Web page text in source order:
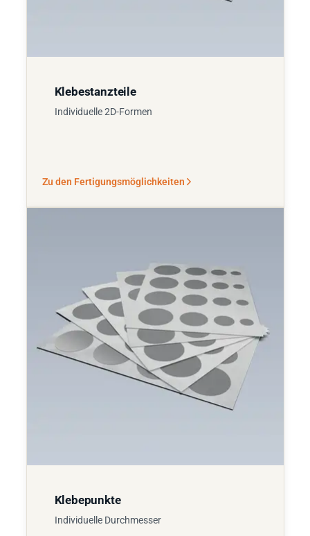
Klebestanzteile
Individuelle 2D-Formen
Zu den Fertigungsmöglichkeiten
Klebepunkte
Individuelle Durchmesser